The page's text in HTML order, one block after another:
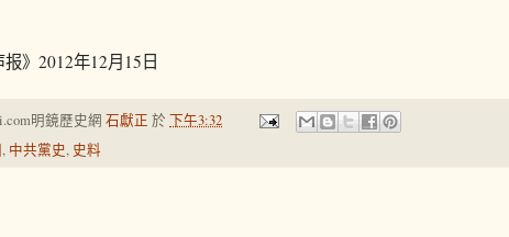
》2012年12月15日
明鏡歷史網 石獻正 於 下午3:32
, 中共黨史, 史料